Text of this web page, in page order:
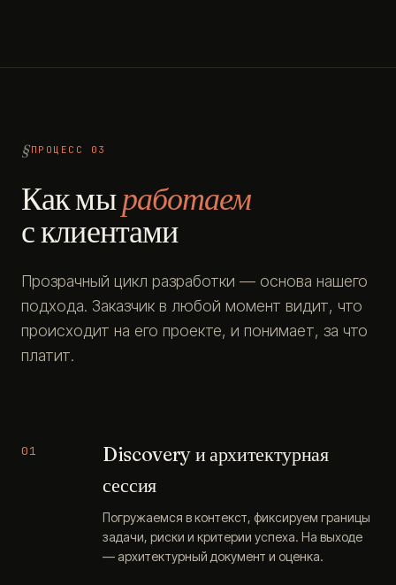
ПРОЦЕСС 03
Как мыработаем
с клиентами
Прозрачный цикл разработки — основа нашего
подхода. Заказчик в любой момент видит, что
происходит на его проекте, и понимает, за что
платит.
01
Discovery и архитектурная
сессия
Погружаемся в контекст, фиксируем границы
задачи, риски и критерии успеха. На выходе
— архитектурный документ и оценка.